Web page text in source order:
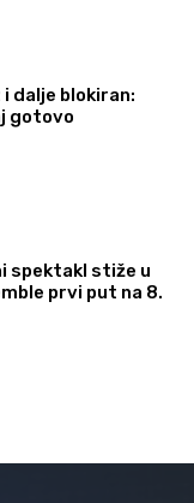
dalje blokiran:
gotovo
spektakl stiže u
prvi put na 8.